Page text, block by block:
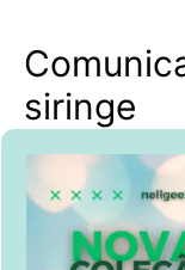
siringe